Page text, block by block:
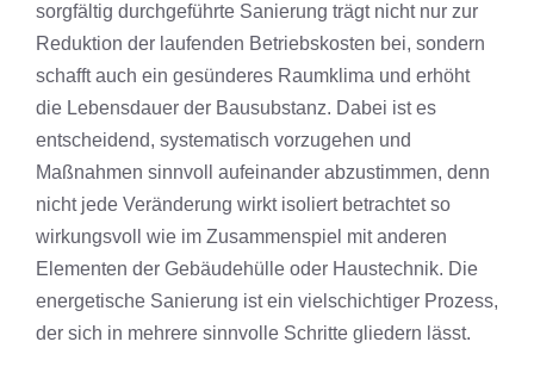
sorgfältig durchgeführte Sanierung trägt nicht nur zur
Reduktion der laufenden Betriebskosten bei, sondern
schafft auch ein gesünderes Raumklima und erhöht
die Lebensdauer der Bausubstanz. Dabei ist es
entscheidend, systematisch vorzugehen und
Maßnahmen sinnvoll aufeinander abzustimmen, denn
nicht jede Veränderung wirkt isoliert betrachtet so
wirkungsvoll wie im Zusammenspiel mit anderen
Elementen der Gebäudehülle oder Haustechnik. Die
energetische Sanierung ist ein vielschichtiger Prozess,
der sich in mehrere sinnvolle Schritte gliedern lässt.